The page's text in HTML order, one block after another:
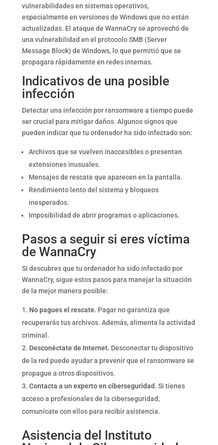
vulnerabilidades en sistemas operativos,
especialmente en versiones de Windows que no están
actualizadas. El ataque de WannaCry se aprovechó de
una vulnerabilidad en el protocolo SMB (Server
Message Block) de Windows, lo que permitió que se
propagara rápidamente en redes internas.
Indicativos de una posible
infección
Detectar una infección por ransomware a tiempo puede
ser crucial para mitigar daños. Algunos signos que
pueden indicar que tu ordenador ha sido infectado son:
Archivos que se vuelven inaccesibles o presentan
extensiones inusuales.
Mensajes de rescate que aparecen en la pantalla.
Rendimiento lento del sistema y bloqueos
inesperados.
Imposibilidad de abrir programas o aplicaciones.
Pasos a seguir si eres víctima
de WannaCry
Si descubres que tu ordenador ha sido infectado por
WannaCry, sigue estos pasos para manejar la situación
de la mejor manera posible:
No pagues el rescate. Pagar no garantiza que
recuperarás tus archivos. Además, alimenta la actividad
criminal.
Desconéctate de Internet. Desconectar tu dispositivo
de la red puede ayudar a prevenir que el ransomware se
propague a otros dispositivos.
Contacta a un experto en ciberseguridad. Si tienes
acceso a profesionales de la ciberseguridad,
comunícate con ellos para recibir asistencia.
Asistencia del Instituto